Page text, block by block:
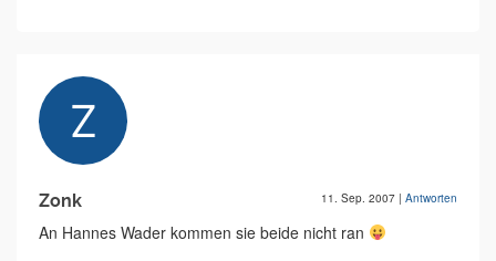
Zonk 11. Sep. 2007 | Antworten
An Hannes Wader kommen sie beide nicht ran